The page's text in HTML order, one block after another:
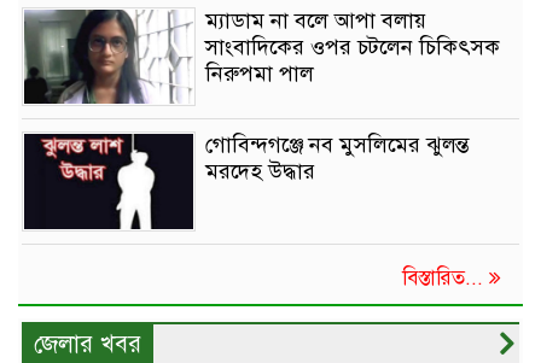
ম্যাডাম না বলে আপা বলায়
সাংবাদিকের ওপর চটলেন চিকিৎসক
নিরুপমা পাল
গোবিন্দগঞ্জে নব মুসলিমের ঝুলন্ত
মরদেহ উদ্ধার
বিস্তারিত...
জেলার খবর